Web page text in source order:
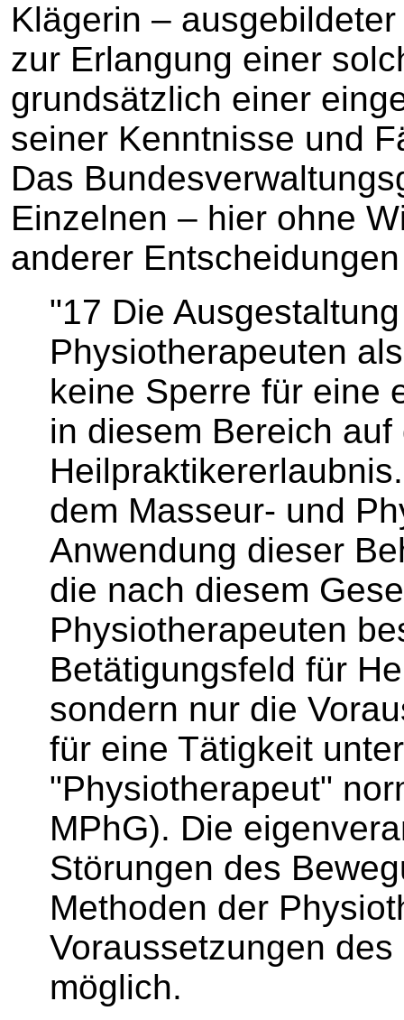
Klägerin –
zur Erlangung einer
grundsätzlich einer
seiner Kenntnisse und
Das
Einzelnen – hier ohne
anderer
"17 Die
Physiotherapeuten
keine Sperre für eine
in diesem Bereich
dem Masseur- und
Anwendung dieser
die nach diesem
Physiotherapeuten
Betätigungsfeld für
sondern nur die
für eine Tätigkeit
"Physiotherapeut"
MPhG). Die
Störungen des
Methoden der
Voraussetzungen
möglich.